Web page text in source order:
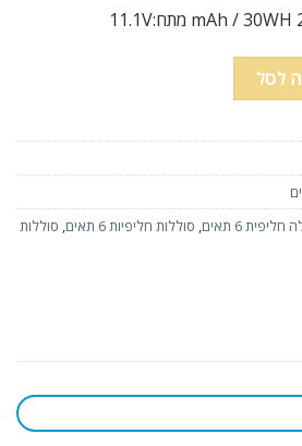
כל
האפשרויות
לסל
6 תאים , סוללות חליפיות 6 תאים , סוללות